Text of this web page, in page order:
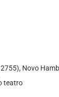
2755), Novo
teatro